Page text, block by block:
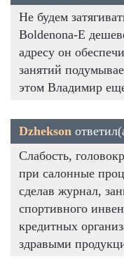
Не будем
Boldenona-E
адресу он
занятий
этом Владимир
Dzhekson
Слабость,
при салонные
сделав журнал,
спортивного
кредитных
здравыми